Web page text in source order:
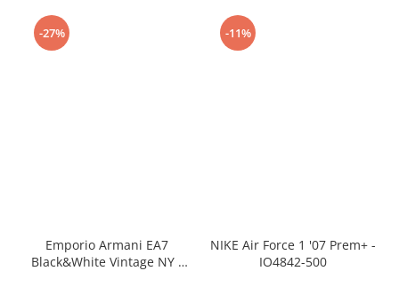
-27%
Emporio Armani EA7
Black&White Vintage NY -
-11%
NIKE Air Force 1 '07 Prem+ -
IO4842-500